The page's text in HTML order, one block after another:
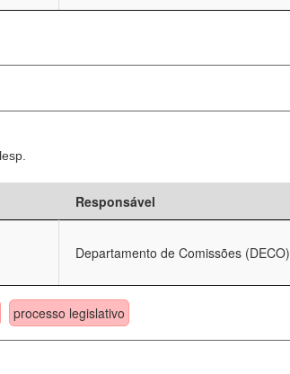
Responsável
Departamento de Comissões (DECO)
processo legislativo